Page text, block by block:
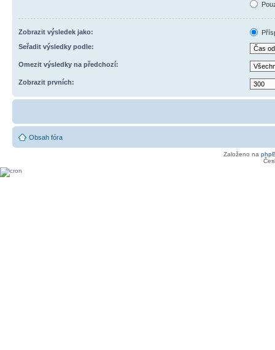
Zobrazit výsledek jako:
Seřadit výsledky podle:
Omezit výsledky na předchozí:
Zobrazit prvních:
Obsah fóra
Založeno na